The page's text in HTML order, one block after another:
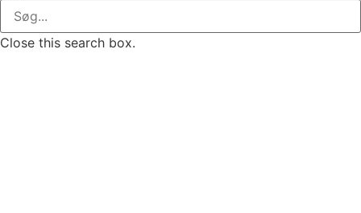
Close this search box.